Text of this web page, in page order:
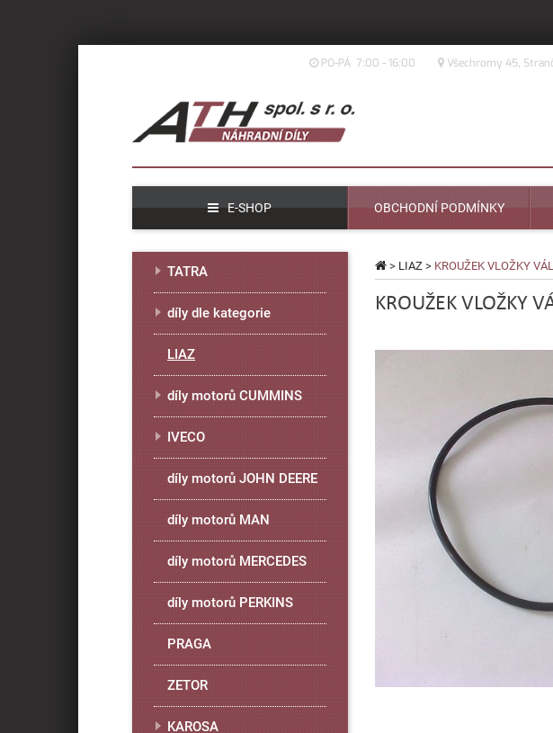
PO-PÁ 7:00 - 16:00 Všechromy 45,
E-SHOP OBCHODNÍ PODMÍNKY
> LIAZ > KROUŽEK VLOŽKY
KROUŽEK VLOŽKY
TATRA
díly dle kategorie
LIAZ
díly motorů CUMMINS
IVECO
díly motorů JOHN DEERE
díly motorů MAN
díly motorů MERCEDES
díly motorů PERKINS
PRAGA
ZETOR
KAROSA